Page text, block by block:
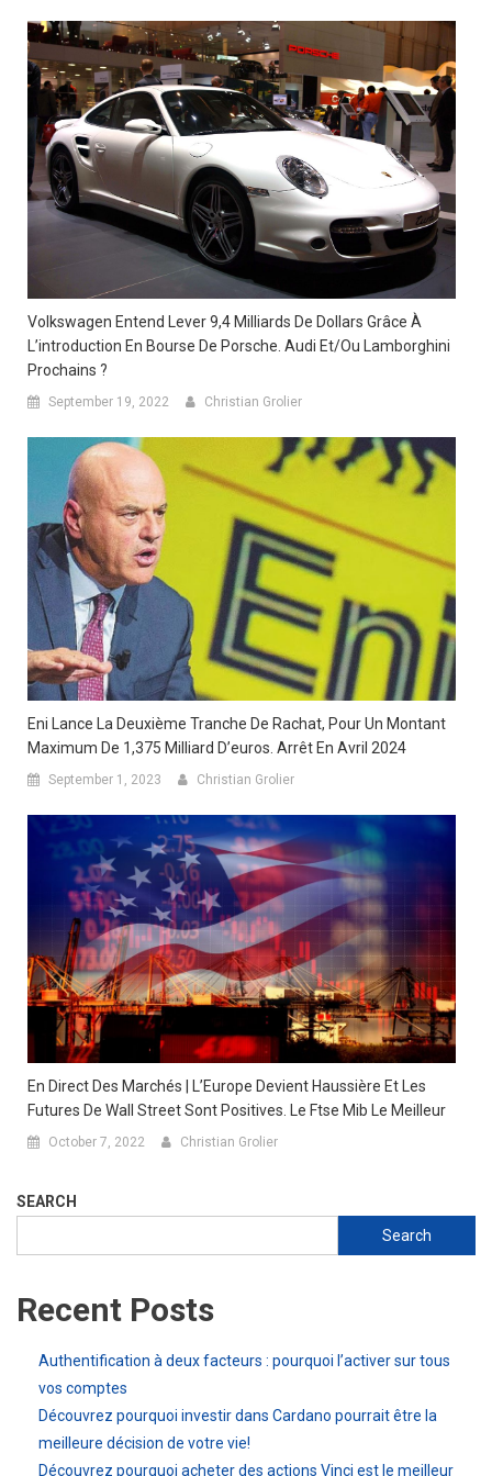
Volkswagen Entend Lever 9,4 Milliards De Dollars Grâce À
L’introduction En Bourse De Porsche. Audi Et/ou Lamborghini
Prochains ?
September 19, 2022 Christian Grolier
Eni Lance La Deuxième Tranche De Rachat, Pour Un Montant
Maximum De 1,375 Milliard D’euros. Arrêt En Avril 2024
September 1, 2023 Christian Grolier
En Direct Des Marchés | L’Europe Devient Haussière Et Les
Futures De Wall Street Sont Positives. Le Ftse Mib Le Meilleur
October 7, 2022 Christian Grolier
SEARCH
Search
Recent Posts
Authentification à deux facteurs : pourquoi l’activer sur tous
vos comptes
Découvrez pourquoi investir dans Cardano pourrait être la
meilleure décision de votre vie!
Découvrez pourquoi acheter des actions Vinci est le meilleur